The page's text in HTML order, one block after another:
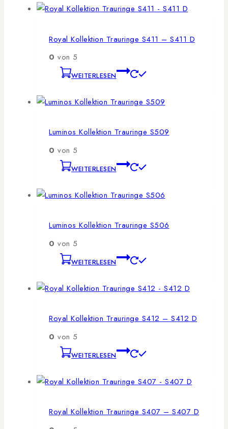
Royal Kollektion Trauringe S411 – S411 D
0 von 5
WEITERLESEN
Luminos Kollektion Trauringe S509
0 von 5
WEITERLESEN
Luminos Kollektion Trauringe S506
0 von 5
WEITERLESEN
Royal Kollektion Trauringe S412 – S412 D
0 von 5
WEITERLESEN
Royal Kollektion Trauringe S407 – S407 D